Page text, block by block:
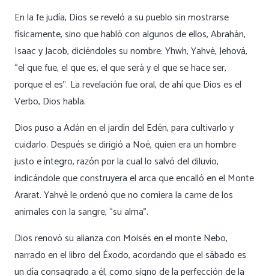
En la fe judía, Dios se reveló a su pueblo sin mostrarse
físicamente, sino que habló con algunos de ellos, Abrahán,
Isaac y Jacob, diciéndoles su nombre: Yhwh, Yahvé, Jehová,
“el que fue, el que es, el que será y el que se hace ser,
porque el es”. La revelación fue oral, de ahí que Dios es el
Verbo, Dios habla.
Dios puso a Adán en el jardín del Edén, para cultivarlo y
cuidarlo. Después se dirigió a Noé, quien era un hombre
justo e íntegro, razón por la cual lo salvó del diluvio,
indicándole que construyera el arca que encalló en el Monte
Ararat. Yahvé le ordenó que no comiera la carne de los
animales con la sangre, “su alma”.
Dios renovó su alianza con Moisés en el monte Nebo,
narrado en el libro del Éxodo, acordando que el sábado es
un día consagrado a él, como signo de la perfección de la